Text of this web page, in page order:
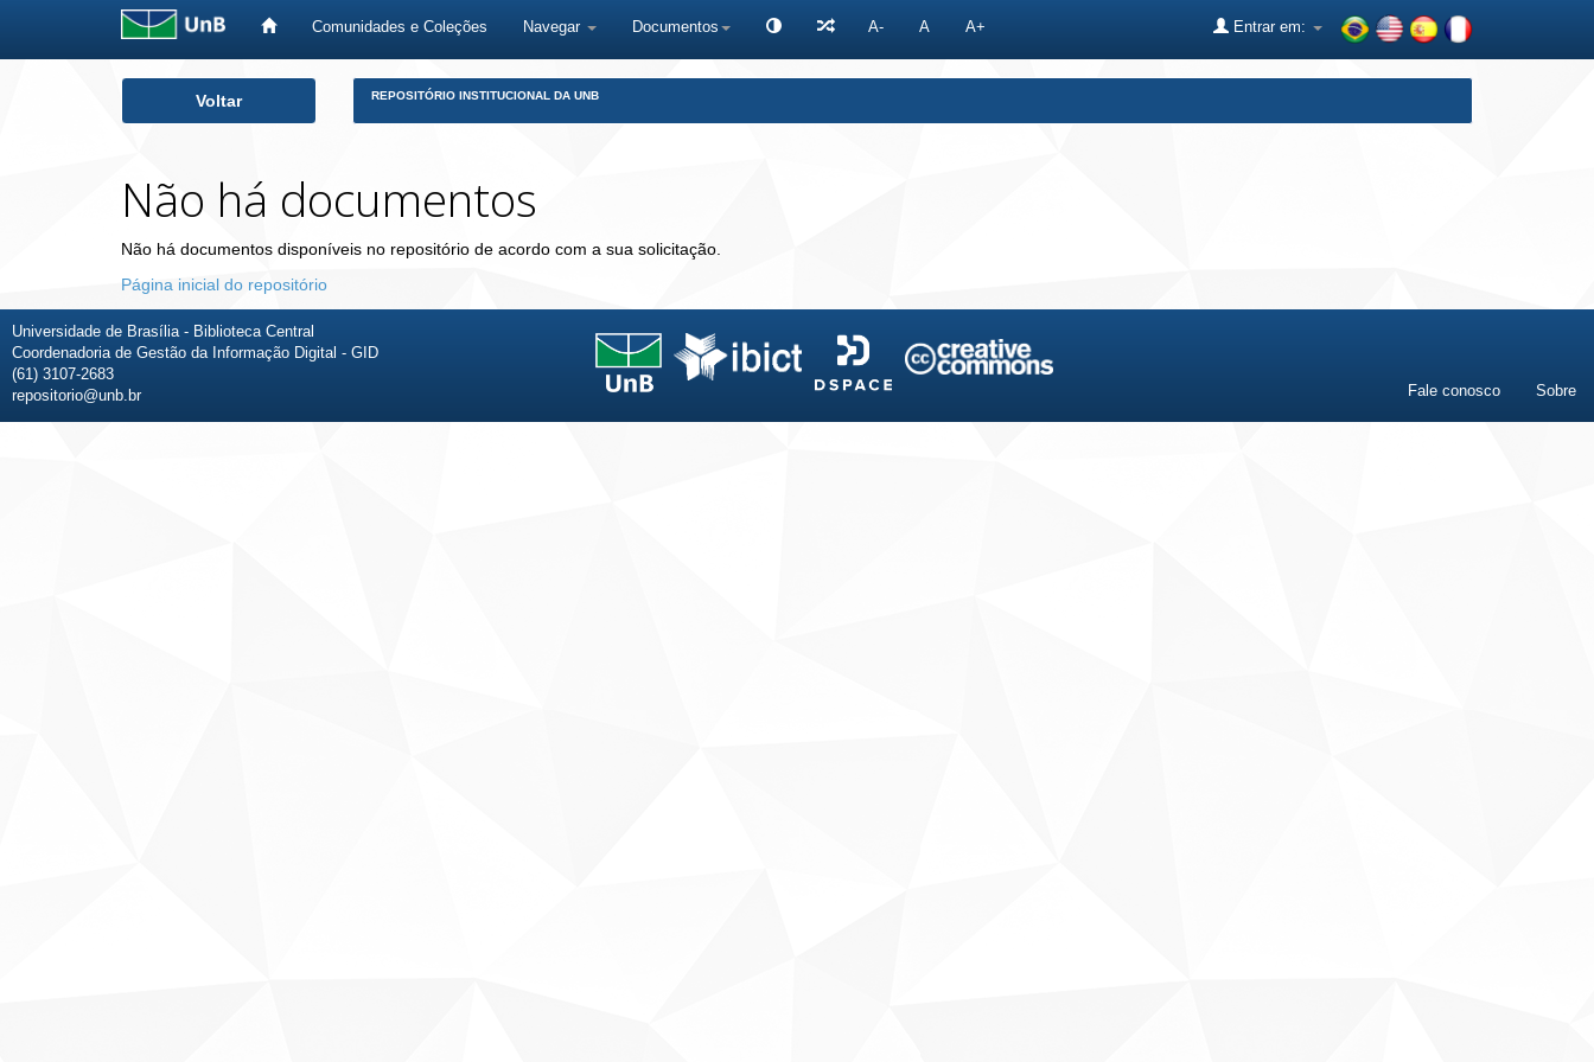
Comunidades e Coleções Navegar Documentos A- A A+ Entrar em:
Voltar REPOSITÓRIO INSTITUCIONAL DA UNB
Não há documentos
Não há documentos disponíveis no repositório de acordo com a sua solicitação.
Página inicial do repositório
Universidade de Brasília - Biblioteca Central
Coordenadoria de Gestão da Informação Digital - GID
(61) 3107-2683
repositorio@unb.br
Fale conosco Sobre